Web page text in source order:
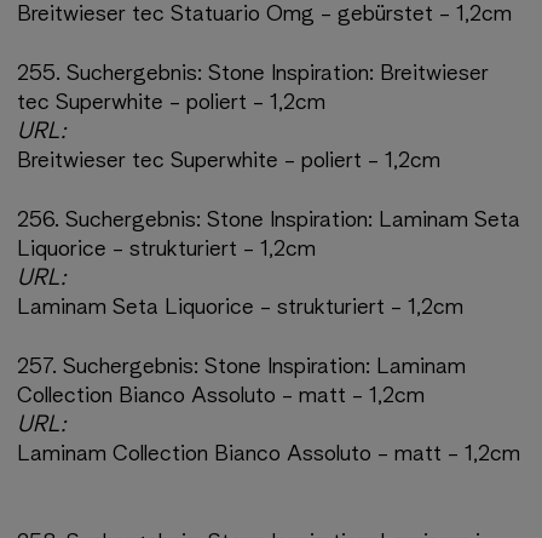
Breitwieser tec Statuario Omg - gebürstet - 1,2cm
255. Suchergebnis:Stone Inspiration: Breitwieser
tec Superwhite - poliert - 1,2cm
URL:
Breitwieser tec Superwhite - poliert - 1,2cm
256. Suchergebnis:Stone Inspiration: Laminam Seta
Liquorice - strukturiert - 1,2cm
URL:
Laminam Seta Liquorice - strukturiert - 1,2cm
257. Suchergebnis:Stone Inspiration: Laminam
Collection Bianco Assoluto - matt - 1,2cm
URL:
Laminam Collection Bianco Assoluto - matt - 1,2cm